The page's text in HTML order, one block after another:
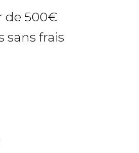
de 500€
sans frais